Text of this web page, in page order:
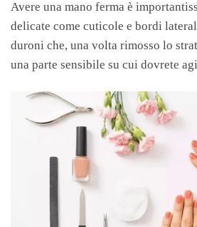
Avere una mano ferma è
delicate come cuticole e bordi
duroni che, una volta rimosso lo
una parte sensibile su cui dovrete